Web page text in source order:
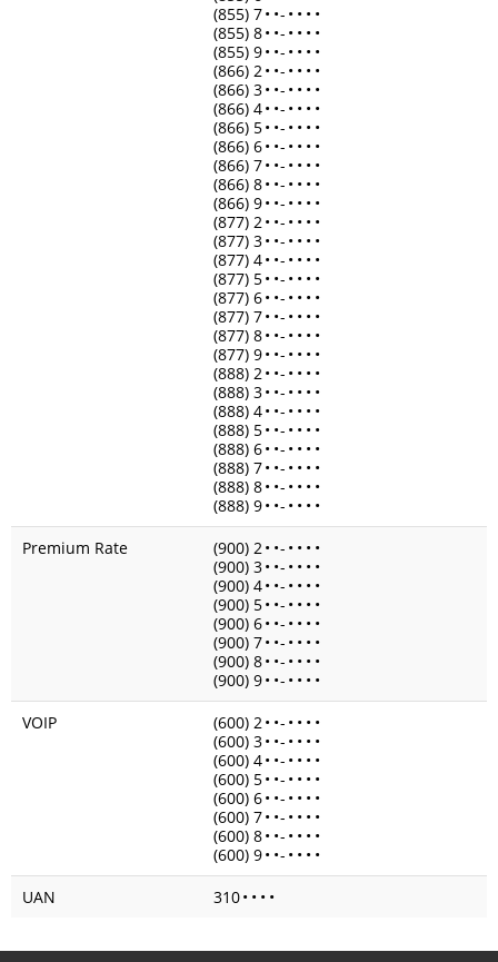
(855) 7• •- • • • •
(855) 8• •- • • • •
(855) 9• •- • • • •
(866) 2• •- • • • •
(866) 3• •- • • • •
(866) 4• •- • • • •
(866) 5• •- • • • •
(866) 6• •- • • • •
(866) 7• •- • • • •
(866) 8• •- • • • •
(866) 9• •- • • • •
(877) 2• •- • • • •
(877) 3• •- • • • •
(877) 4• •- • • • •
(877) 5• •- • • • •
(877) 6• •- • • • •
(877) 7• •- • • • •
(877) 8• •- • • • •
(877) 9• •- • • • •
(888) 2• •- • • • •
(888) 3• •- • • • •
(888) 4• •- • • • •
(888) 5• •- • • • •
(888) 6• •- • • • •
(888) 7• •- • • • •
(888) 8• •- • • • •
(888) 9• •- • • • •
Premium Rate
(900) 2• •- • • • •
(900) 3• •- • • • •
(900) 4• •- • • • •
(900) 5• •- • • • •
(900) 6• •- • • • •
(900) 7• •- • • • •
(900) 8• •- • • • •
(900) 9• •- • • • •
VOIP
(600) 2• •- • • • •
(600) 3• •- • • • •
(600) 4• •- • • • •
(600) 5• •- • • • •
(600) 6• •- • • • •
(600) 7• •- • • • •
(600) 8• •- • • • •
(600) 9• •- • • • •
UAN
310• • • •